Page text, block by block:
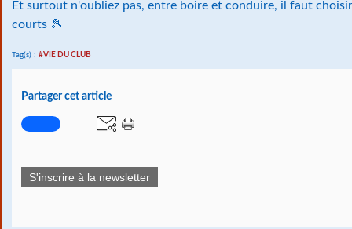
Et surtout n'oubliez pas, entre boire et conduire, il faut
courts 🎾
Tag(s) : #VIE DU CLUB
Partager cet article
S'inscrire à la newsletter